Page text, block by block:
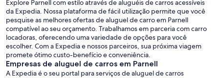
Explore Parnell com estilo através de aluguéis de carros acessíveis
da Expedia. Nossa plataforma de fácil utilização permite que você
pesquise as melhores ofertas de aluguel de carro em Parnell
compatível ao seu orçamento. Trabalhamos em parceria com carro
locadoras, oferecendo uma variedade de opções para você
escolher. Com a Expedia e nossos parceiros, sua próxima viagem
promete ótimo custo-benefício e conveniência.
Empresas de aluguel de carros em Parnell
A Expedia é o seu portal para serviços de aluguel de carros